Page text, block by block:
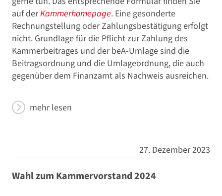
auf derKammerhomepage. Eine gesonderte
Rechnungstellung oder Zahlungsbestätigung erfolgt
nicht. Grundlage für die Pflicht zur Zahlung des
Kammerbeitrages und der beA-Umlage sind die
Beitragsordnung und die Umlageordnung, die auch
gegenüber dem Finanzamt als Nachweis ausreichen.
mehr lesen
27. Dezember 2023
Wahl zum Kammervorstand 2024